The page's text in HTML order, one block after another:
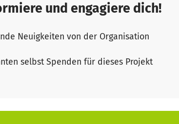
Stadt Vinnytsja die Möglichkeit
zu kaufen.
in diesem Unternehmen eine
Menschen haben einen Platz für eine
und engagiere dich!
Neuigkeiten von der Organisation
selbst Spenden für dieses Projekt